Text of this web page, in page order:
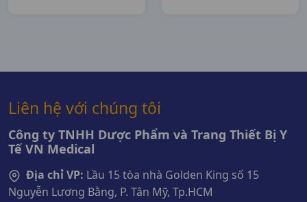
Liên hệ với chúng tôi
Công ty TNHH Dược Phẩm và Trang Thiết Bị Y
Tế VN Medical
Địa chỉ VP: Lầu 15 tòa nhà Golden King số 15
Nguyễn Lương Bằng, P. Tân Mỹ, Tp.HCM